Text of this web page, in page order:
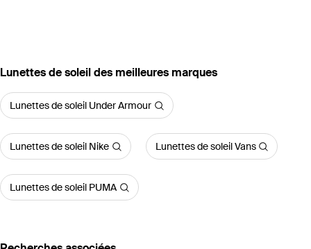
‪Lunettes de soleil‬ des meilleures marques
Lunettes de soleil Under Armour
Lunettes de soleil Nike Lunettes de soleil Vans
Lunettes de soleil PUMA